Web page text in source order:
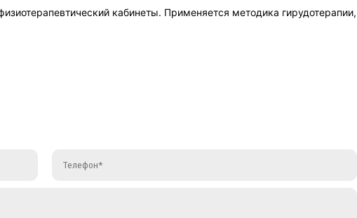
кабинеты. Применяется методика гирудотерапии,